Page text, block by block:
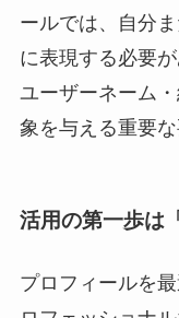
ールでは、自分
に表現する必要
ユーザーネーム
象を与える重要
活用の第一歩は
プロフィールを